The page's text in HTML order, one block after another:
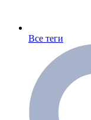
Все теги